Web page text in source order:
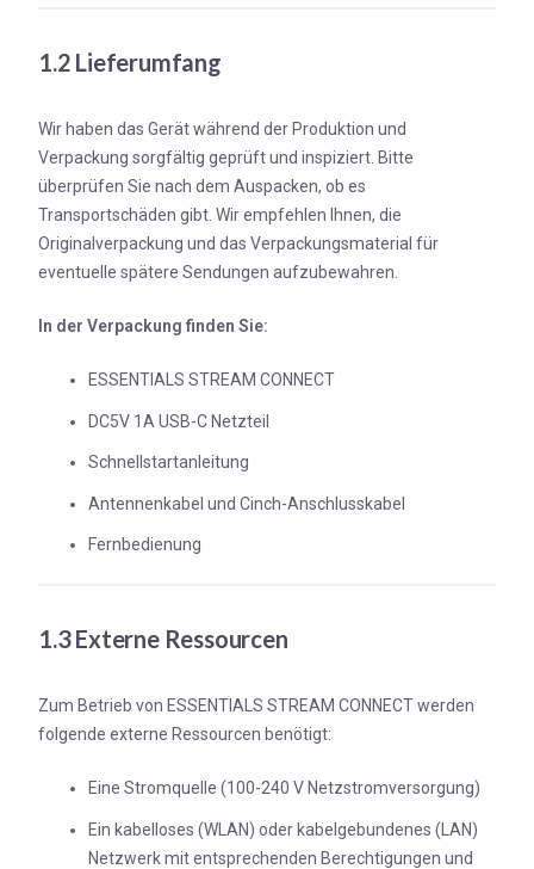
1.2 Lieferumfang
Wir haben das Gerät während der Produktion und
Verpackung sorgfältig geprüft und inspiziert. Bitte
überprüfen Sie nach dem Auspacken, ob es
Transportschäden gibt. Wir empfehlen Ihnen, die
Originalverpackung und das Verpackungsmaterial für
eventuelle spätere Sendungen aufzubewahren.
In der Verpackung finden Sie:
ESSENTIALS STREAM CONNECT
DC5V 1A USB-C Netzteil
Schnellstartanleitung
Antennenkabel und Cinch-Anschlusskabel
Fernbedienung
1.3 Externe Ressourcen
Zum Betrieb von ESSENTIALS STREAM CONNECT werden
folgende externe Ressourcen benötigt:
Eine Stromquelle (100-240 V Netzstromversorgung)
Ein kabelloses (WLAN) oder kabelgebundenes (LAN)
Netzwerk mit entsprechenden Berechtigungen und